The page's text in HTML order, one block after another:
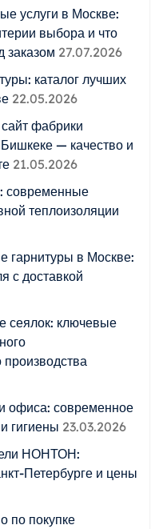
услуги в Москве:
выбора и что
заказом 27.07.2026
каталог лучших
22.05.2026
фабрики
— качество и
21.05.2026
современные
теплоизоляции
гарнитуры в Москве:
с доставкой
сеялок: ключевые
производства
офиса: современное
гигиены 23.03.2026
НОНТОН:
Петербурге и цены
по покупке